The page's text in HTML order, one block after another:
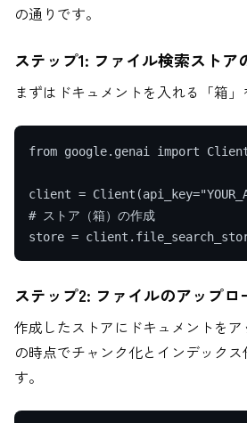
の通りです。
ステップ1: ファイル検索ストア
まずはドキュメントを入れる「箱」
from google.genai import
client =
# ストア（箱）の作成
ステップ2: ファイルのアップロ
作成したストアにドキュメントを
の時点でチャンク化とインデック
す。